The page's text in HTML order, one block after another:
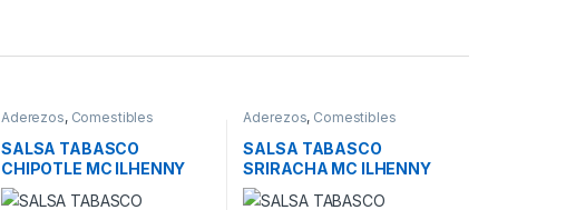
Aderezos, Comestibles
SALSA TABASCO
CHIPOTLE MC ILHENNY
150 ML
Aderezos, Comestibles
SALSA TABASCO
SRIRACHA MC ILHENNY
256 ML